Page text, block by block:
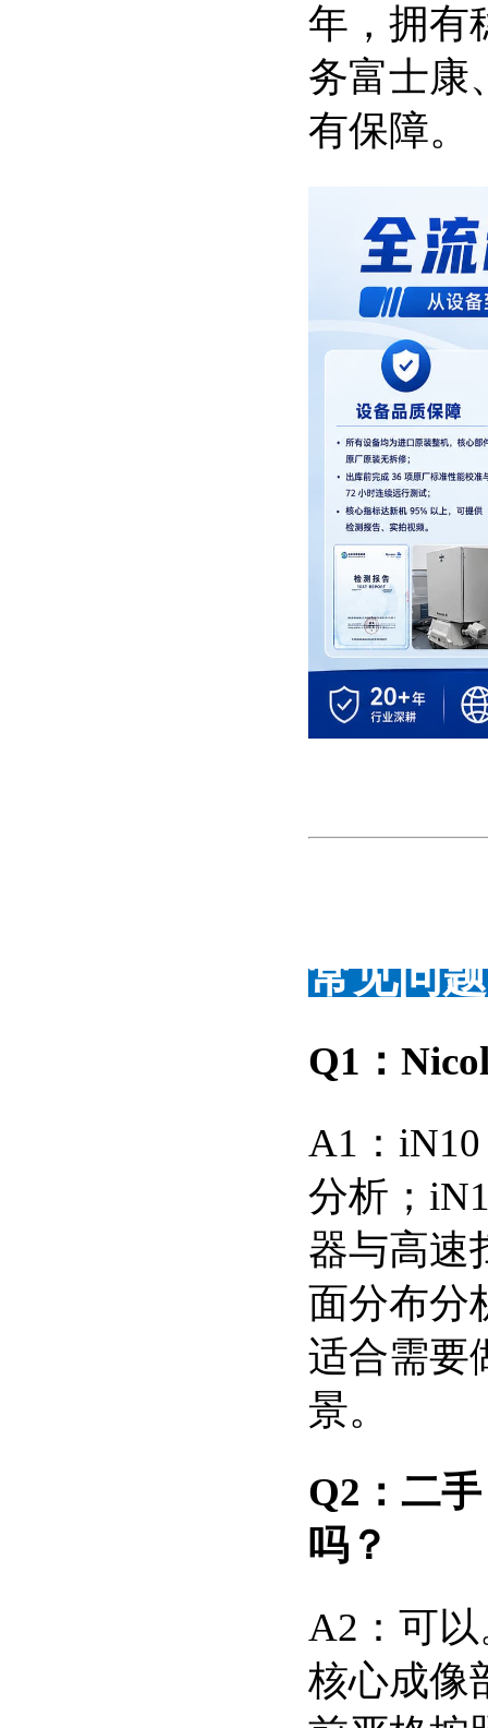
年，拥有
务富士康
有保障。
常见问
Q1：
A1：
分析；
器与高速
面分布分
适合需要
景。
Q2：二
吗？
A2：可
核心成像